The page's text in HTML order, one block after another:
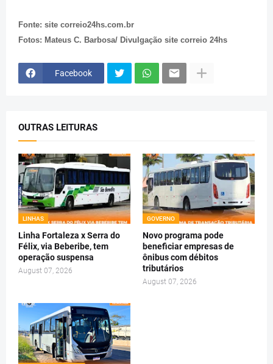
Fonte: site correio24hs.com.br
Fotos: Mateus C. Barbosa/ Divulgação site correio 24hs
Facebook
OUTRAS LEITURAS
LINHAS
Linha Fortaleza x Serra do
Félix, via Beberibe, tem
operação suspensa
August 07, 2026
GOVERNO
Novo programa pode
beneficiar empresas de
ônibus com débitos
tributários
August 07, 2026